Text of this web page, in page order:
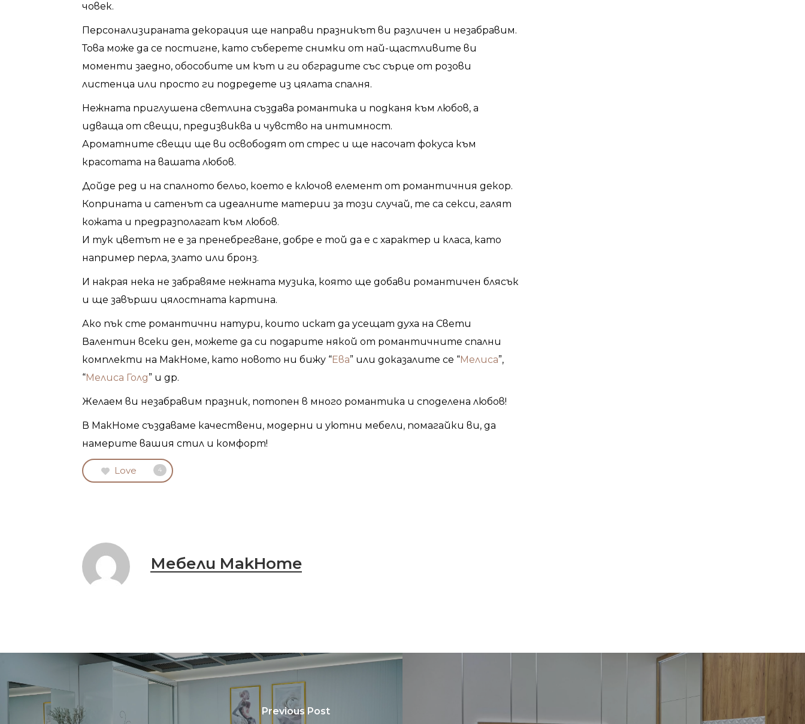
Статии
човек.
Персонализираната декорация ще направи празникът ви различен и незабравим.
Това може да се постигне, като съберете снимки от най-щастливите ви
моменти заедно, обособите им кът и ги обградите със сърце от розови
листенца или просто ги подредете из цялата спалня.
Нежната приглушена светлина създава романтика и подканя към любов, а
идваща от свещи, предизвиква и чувство на интимност.
Ароматните свещи ще ви освободят от стрес и ще насочат фокуса към
красотата на вашата любов.
Дойде ред и на спалното бельо, което е ключов елемент от романтичния декор.
Коприната и сатенът са идеалните материи за този случай, те са секси, галят
кожата и предразполагат към любов.
И тук цветът не е за пренебрегване, добре е той да е с характер и класа, като
например перла, злато или бронз.
И накрая нека не забравяме нежната музика, която ще добави романтичен блясък
и ще завърши цялостната картина.
Ако пък сте романтични натури, които искат да усещат духа на Свети
Валентин всеки ден, можете да си подарите някой от романтичните спални
комплекти на МакHоме, като новото ни бижу “Ева” или доказалите се “Мелиса”,
“Мелиса Голд” и др.
Желаем ви незабравим празник, потопен в много романтика и споделена любов!
В МакHоме създаваме качествени, модерни и уютни мебели, помагайки ви, да
намерите вашия стил и комфорт!
Love 4
Мебели MakHome
Previous Post